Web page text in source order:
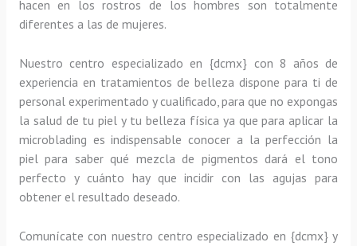
hacen en los rostros de los hombres son totalmente
diferentes a las de mujeres.
Nuestro centro especializado en {dcmx} con 8 años de
experiencia en tratamientos de belleza dispone para ti de
personal experimentado y cualificado, para que no expongas
la salud de tu piel y tu belleza física ya que para aplicar la
microblading es indispensable conocer a la perfección la
piel para saber qué mezcla de pigmentos dará el tono
perfecto y cuánto hay que incidir con las agujas para
obtener el resultado deseado.
Comunícate con nuestro centro especializado en {dcmx} y